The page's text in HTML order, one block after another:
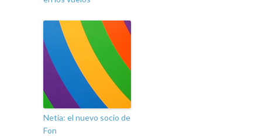
Netia: el nuevo socio de
Fon